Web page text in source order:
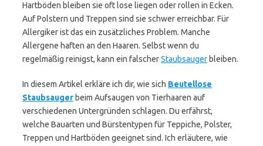
Hartböden bleiben sie oft lose liegen oder rollen in Ecken.
Auf Polstern und Treppen sind sie schwer erreichbar. Für
Allergiker ist das ein zusätzliches Problem. Manche
Allergene haften an den Haaren. Selbst wenn du
regelmäßig reinigst, kann ein falscherStaubsauger bleiben.
In diesem Artikel erkläre ich dir, wie sich Beutellose
Staubsauger beim Aufsaugen von Tierhaaren auf
verschiedenen Untergründen schlagen. Du erfährst,
welche Bauarten und Bürstentypen für Teppiche, Polster,
Treppen und Hartböden geeignet sind. Ich erläutere, wie